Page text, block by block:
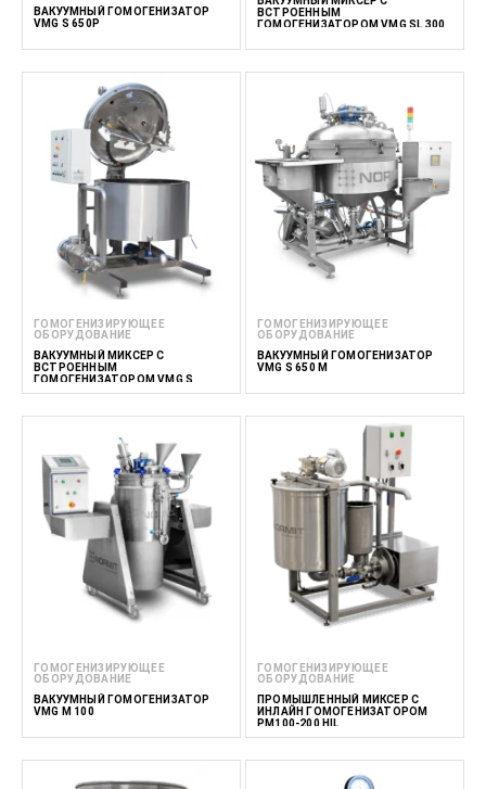
ВАКУУМНЫЙ ГОМОГЕНИЗАТОР
VMG S 650P
ВСТРОЕННЫМ
ГОМОГЕНИЗАТОРОМ VMG SL 300
ГОМОГЕНИЗИРУЮЩЕЕ
ОБОРУДОВАНИЕ
ВАКУУМНЫЙ МИКСЕР С
ВСТРОЕННЫМ
ГОМОГЕНИЗАТОРОМ VMG S
ГОМОГЕНИЗИРУЮЩЕЕ
ОБОРУДОВАНИЕ
ВАКУУМНЫЙ ГОМОГЕНИЗАТОР
VMG S 650 M
ГОМОГЕНИЗИРУЮЩЕЕ
ОБОРУДОВАНИЕ
ВАКУУМНЫЙ ГОМОГЕНИЗАТОР
VMG M 100
ГОМОГЕНИЗИРУЮЩЕЕ
ОБОРУДОВАНИЕ
ПРОМЫШЛЕННЫЙ МИКСЕР С
ИНЛАЙН ГОМОГЕНИЗАТОРОМ
PM100-200 HIL